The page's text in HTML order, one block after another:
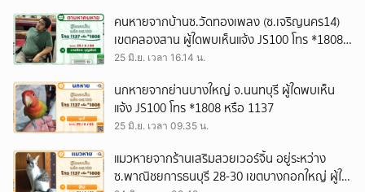
คนหายจากบ้านซ.วัดทองเพลง (ซ.เจริญนคร14)
เขตคลองสาน ผู้ใดพบเห็นแจ้ง JS100 โทร *1808
หรือ 1137
25 มิ.ย. เวลา 16.14 น.
นกหายจากย่านบางใหญ่ จ.นนทบุรี ผู้ใดพบเห็น
แจ้ง JS100 โทร *1808 หรือ 1137
25 มิ.ย. เวลา 09.35 น.
แมวหายจากร้านเสริมสวยเวอร์จิ้น อยู่ระหว่าง
ซ.พาณิชยการธนบุรี 28-30 เขตบางกอกใหญ่ ผู้ใด